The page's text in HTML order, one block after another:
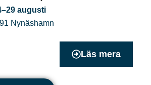
augusti
Nynäshamn
Läs mera